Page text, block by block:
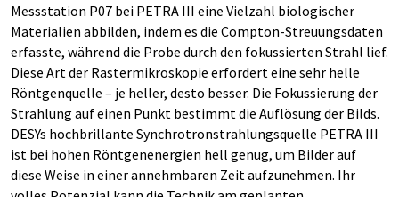
Messstation P07 bei PETRA III eine Vielzahl biologischer
Materialien abbilden, indem es die Compton-Streuungsdaten
erfasste, während die Probe durch den fokussierten Strahl lief.
Diese Art der Rastermikroskopie erfordert eine sehr helle
Röntgenquelle – je heller, desto besser. Die Fokussierung der
Strahlung auf einen Punkt bestimmt die Auflösung der Bilds.
DESYs hochbrillante Synchrotronstrahlungsquelle PETRA III
ist bei hohen Röntgenenergien hell genug, um Bilder auf
diese Weise in einer annehmbaren Zeit aufzunehmen. Ihr